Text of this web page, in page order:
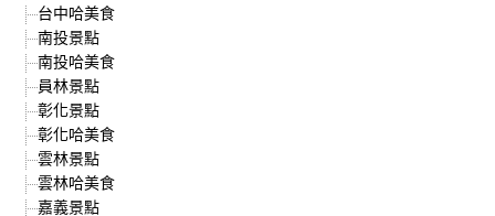
台中哈美食
南投景點
南投哈美食
員林景點
彰化景點
彰化哈美食
雲林景點
雲林哈美食
嘉義景點